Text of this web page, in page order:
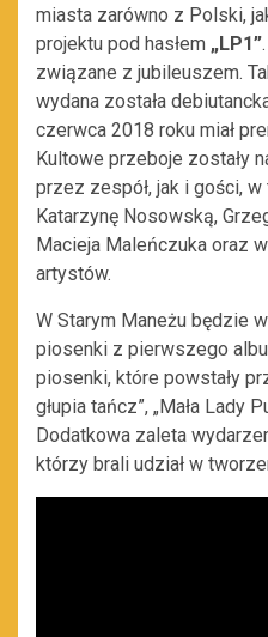
miasta zarówno z Polski,
projektu pod hasłem „LP1”
związane z jubileuszem.
wydana została
czerwca 2018 roku miał
Kultowe przeboje zostały
przez zespół, jak i gości,
Katarzynę Nosowską,
Macieja Maleńczuka oraz
artystów.
W Starym Maneżu będzie
piosenki z pierwszego
piosenki, które powstały
głupia tańcz”, „Mała Lady
Dodatkowa zaleta
którzy brali udział w